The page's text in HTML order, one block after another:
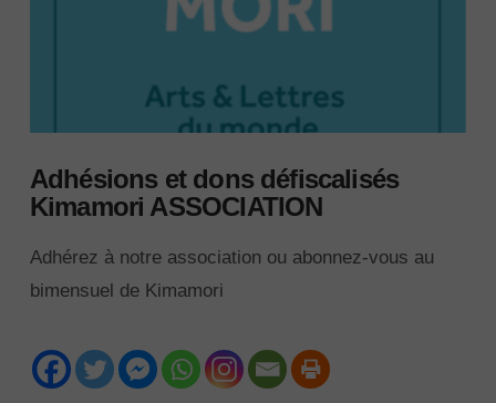
Adhésions et dons défiscalisés
Kimamori ASSOCIATION
Adhérez à notre association ou abonnez-vous au
bimensuel de Kimamori